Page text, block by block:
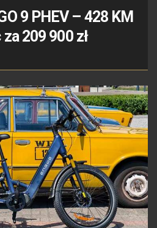
9 PHEV – 428 KM
209 900 zł